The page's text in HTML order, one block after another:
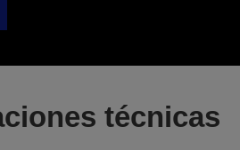
técnicas